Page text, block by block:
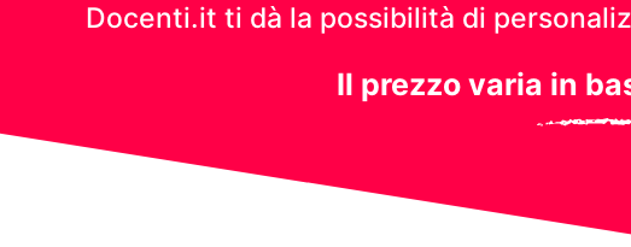
Docenti.it ti dà la possibilità di
Il prezzo varia in